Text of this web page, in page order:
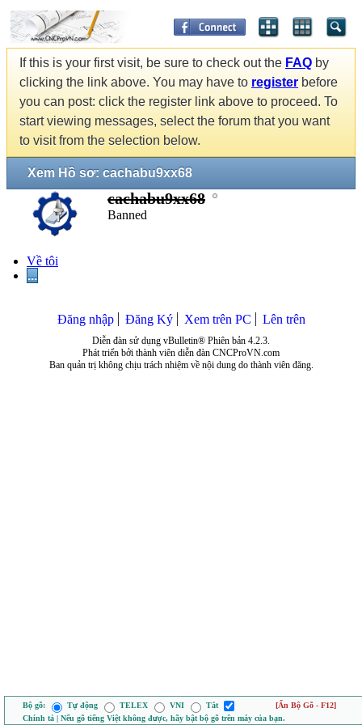
If this is your first visit, be sure to check out the FAQ by
clicking the link above. You may have to register before
you can post: click the register link above to proceed. To
start viewing messages, select the forum that you want
to visit from the selection below.
Xem Hồ sơ: cachabu9xx68
cachabu9xx68
Banned
Về tôi
...
Đăng nhập Đăng Ký Xem trên PC Lên trên
Diễn đàn sử dụng vBulletin® Phiên bản 4.2.3.
Phát triển bởi thành viên diễn đàn CNCProVN.com
Ban quản trị không chịu trách nhiệm về nội dung do thành viên đăng.
Bộ gõ: Tự động TELEX VNI Tắt
[Ẩn Bộ Gõ - F12]
Chính tả | Nếu gõ tiếng Việt không được, hãy bật bộ gõ trên máy của bạn.